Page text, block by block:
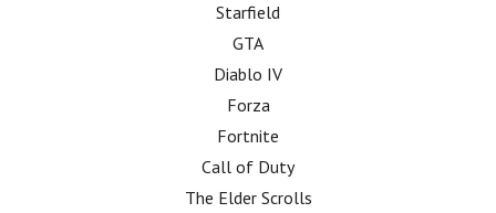
Starfield
GTA
Diablo IV
Forza
Fortnite
Call of Duty
The Elder Scrolls